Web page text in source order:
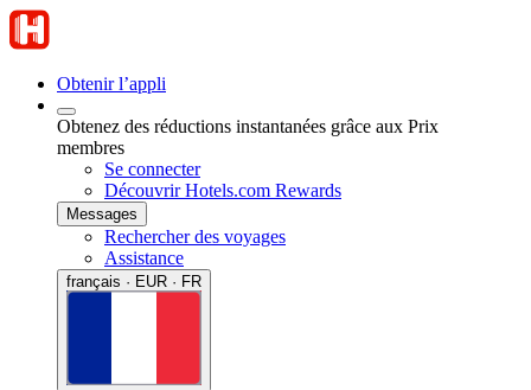
Obtenir l’appli
Obtenez des réductions instantanées grâce aux Prix
membres
Se connecter
Découvrir Hotels.com Rewards
Messages
Rechercher des voyages
Assistance
français · EUR · FR